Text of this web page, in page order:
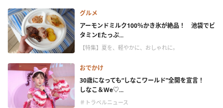
グルメ
アーモンドミルク100％かき氷が絶品！ 池袋でビ
タミンEたっぷ...
【特集】夏を、軽やかに、おしゃれに。
おでかけ
30歳になっても“しなこワールド”全開を宣言！
しなこ＆We♡...
＃トラベルニュース